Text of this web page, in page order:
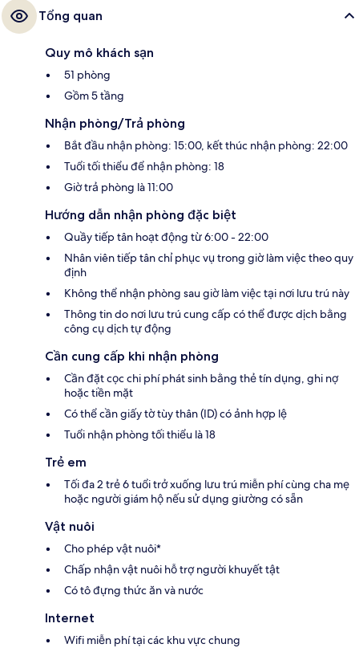
Tổng quan
Quy mô khách sạn
51 phòng
Gồm 5 tầng
Nhận phòng/Trả phòng
Bắt đầu nhận phòng: 15:00, kết thúc nhận phòng: 22:00
Tuổi tối thiểu để nhận phòng: 18
Giờ trả phòng là 11:00
Hướng dẫn nhận phòng đặc biệt
Quầy tiếp tân hoạt động từ 6:00 - 22:00
Nhân viên tiếp tân chỉ phục vụ trong giờ làm việc theo quy
định
Không thể nhận phòng sau giờ làm việc tại nơi lưu trú này
Thông tin do nơi lưu trú cung cấp có thể được dịch bằng
công cụ dịch tự động
Cần cung cấp khi nhận phòng
Cần đặt cọc chi phí phát sinh bằng thẻ tín dụng, ghi nợ
hoặc tiền mặt
Có thể cần giấy tờ tùy thân (ID) có ảnh hợp lệ
Tuổi nhận phòng tối thiểu là 18
Trẻ em
Tối đa 2 trẻ 6 tuổi trở xuống lưu trú miễn phí cùng cha mẹ
hoặc người giám hộ nếu sử dụng giường có sẵn
Vật nuôi
Cho phép vật nuôi*
Chấp nhận vật nuôi hỗ trợ người khuyết tật
Có tô đựng thức ăn và nước
Internet
Wifi miễn phí tại các khu vực chung